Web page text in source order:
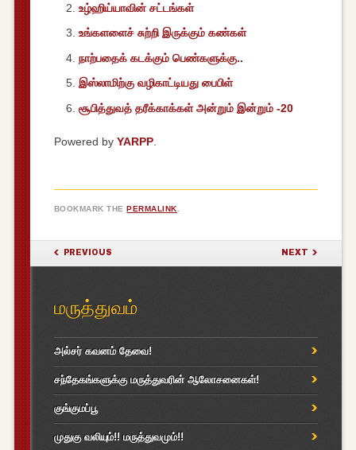
உழ்ஹிய்யாவின் சட்டங்கள்
உங்களளைச் சுற்றி இருக்கும் கண்கள்
நாற்பதைக் கடக்கும் பெண்களுக்கு..
இஸ்லாமிற்கு வழிகாட்டியது பைபிள்
சூபித்துவத் தரீக்காக்கள் அன்றும் இன்றும் -20
Powered by YARPP.
BOOKMARK THEPERMALINK
POST NAVIGATION
PREVIOUS NEXT
மருத்துவம்
அல்சர் கவனம் தேவை!
சந்தேகங்களுக்கு மருத்துவரின் ஆலோசனைகள்!
குங்குமப்பூ
முதுகு வலியும்!! மருத்துவமும்!!